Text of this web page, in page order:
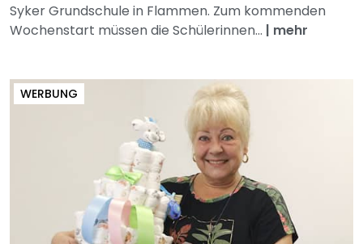
Syker Grundschule in Flammen. Zum kommenden
Wochenstart müssen die Schülerinnen... | mehr
WERBUNG